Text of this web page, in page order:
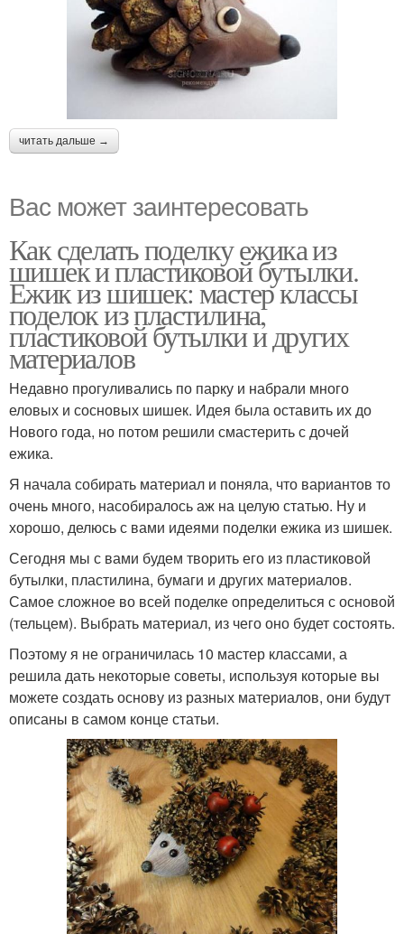
читать дальше →
Вас может заинтересовать
Как сделать поделку ежика из
шишек и пластиковой бутылки.
Ежик из шишек: мастер классы
поделок из пластилина,
пластиковой бутылки и других
материалов
Недавно прогуливались по парку и набрали много
еловых и сосновых шишек. Идея была оставить их до
Нового года, но потом решили смастерить с дочей
ежика.
Я начала собирать материал и поняла, что вариантов то
очень много, насобиралось аж на целую статью. Ну и
хорошо, делюсь с вами идеями поделки ежика из шишек.
Сегодня мы с вами будем творить его из пластиковой
бутылки, пластилина, бумаги и других материалов.
Самое сложное во всей поделке определиться с основой
(тельцем). Выбрать материал, из чего оно будет состоять.
Поэтому я не ограничилась 10 мастер классами, а
решила дать некоторые советы, используя которые вы
можете создать основу из разных материалов, они будут
описаны в самом конце статьи.